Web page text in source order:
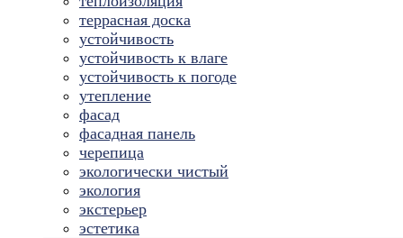
террасная доска
устойчивость
устойчивость к влаге
устойчивость к погоде
утепление
фасад
фасадная панель
черепица
экологически чистый
экология
экстерьер
эстетика